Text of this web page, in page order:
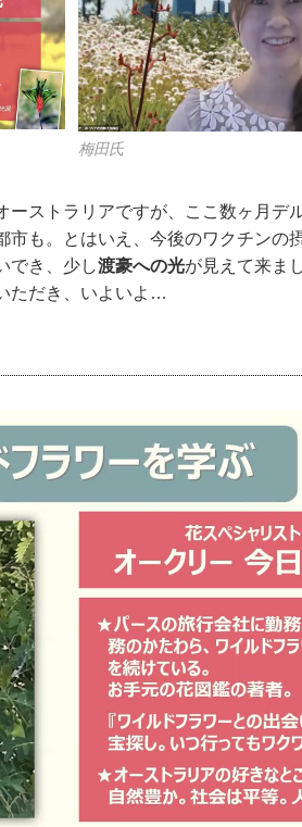
梅田氏
ーストラリアですが、ここ数ヶ月デ
市も。とはいえ、今後のワクチンの
でき、少し渡豪への光が見えて来ま
ただき、いよいよ…